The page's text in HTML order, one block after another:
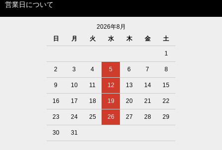
営業日について
2026年8月
日
月 火 水 木 金 土
1
2 3 4 5 6 7 8
9 10 11 12 13 14 15
16 17 18 19 20 21 22
23 24 25 26 27 28 29
30 31